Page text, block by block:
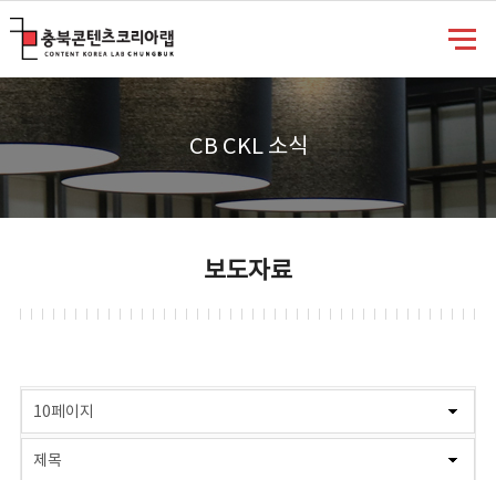
CB CKL 소식
보도자료